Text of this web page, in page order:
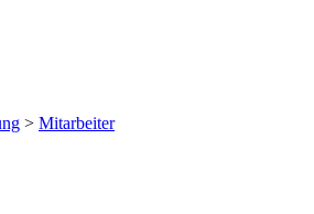
> Mitarbeiter